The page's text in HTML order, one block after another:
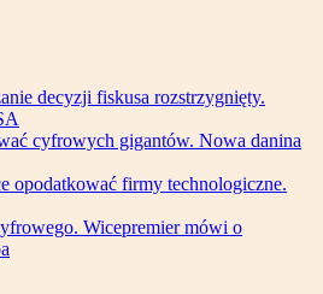
decyzji fiskusa rozstrzygnięty.
cyfrowych gigantów. Nowa danina
opodatkować firmy technologiczne.
Wicepremier mówi o